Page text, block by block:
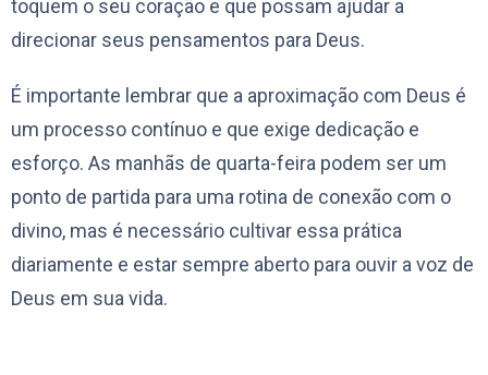
toquem o seu coração e que possam ajudar a
direcionar seus pensamentos para Deus.
É importante lembrar que a aproximação com Deus é
um processo contínuo e que exige dedicação e
esforço. As manhãs de quarta-feira podem ser um
ponto de partida para uma rotina de conexão com o
divino, mas é necessário cultivar essa prática
diariamente e estar sempre aberto para ouvir a voz de
Deus em sua vida.